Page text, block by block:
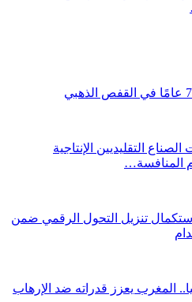
التقليديين الإنتاجية
المنافسة…
استكمال تنزيل التحول الرقمي ضمن
المغرب يعزز قدراته ضد الإرهاب